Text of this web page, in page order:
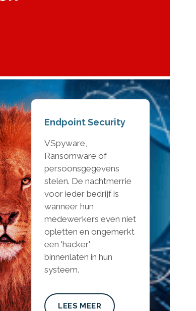
Endpoint Security
VSpyware,
Ransomware of
persoonsgegevens
stelen. De nachtmerrie
voor ieder bedrijf is
wanneer hun
medewerkers even niet
opletten en ongemerkt
een 'hacker'
binnenlaten in hun
systeem.
LEES MEER